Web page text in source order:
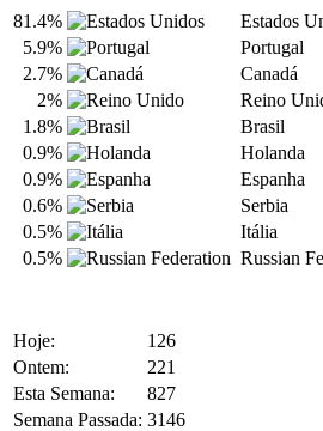
81.4%
Estados
5.9%
Portugal
2.7%
Canadá
2%
Reino
1.8%
Brasil
0.9%
Holanda
0.9%
Espanha
0.6%
Serbia
0.5%
Itália
0.5%
Russian
Hoje:
126
Ontem:
221
Esta Semana:
827
Semana Passada: 3146